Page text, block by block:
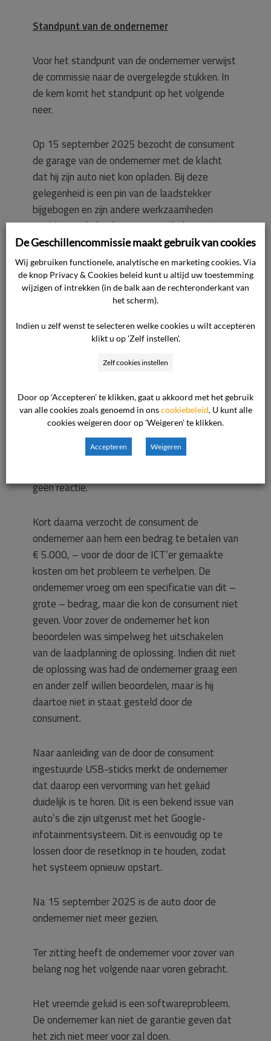
Standpunt van de ondernemer
Voor het standpunt van de ondernemer verwijst
de commissie naar de overgelegde stukken. In
de kern komt het standpunt op het volgende
neer.
Op 15 september 2025 bezocht de consument
de garage van de ondernemer met de klacht
dat hij zijn auto niet kon opladen. Bij deze
gelegenheid is een pin van de laadstekker
bijgebogen en zijn andere werkzaamheden
verricht om de laadstoring te verhelpen. Hierna
was het probleem verholpen. Na dit bezoek
bleek dat de auto na twee minuten stopte met
laden en het systeem de melding gaf: “we
konden het schema niet hervatten.” Dit heeft
ermee te maken dat er in de auto of in de Volvo
app een laadschema is ingesteld. Op de door de
consument ingestuurde screenprints is te zien
dat deze planning aan staat en tussen welke
genomen op een tijdstip buiten het ingestelde
tijdstip waarop kan worden geladen. Om die
reden geeft het systeem de betreffende
melding. Aan de consument is gevraagd de
geen reactie.
Kort daarna verzocht de consument de
ondernemer aan hem een bedrag te betalen van
€ 5.000, – voor de door de ICT’er gemaakte
kosten om het probleem te verhelpen. De
ondernemer vroeg om een specificatie van dit –
grote – bedrag, maar die kon de consument niet
geven. Voor zover de ondernemer het kon
beoordelen was simpelweg het uitschakelen
van de laadplanning de oplossing. Indien dit niet
de oplossing was had de ondernemer graag een
en ander zelf willen beoordelen, maar is hij
daartoe niet in staat gesteld door de
consument.
Naar aanleiding van de door de consument
ingestuurde USB-sticks merkt de ondernemer
dat daarop een vervorming van het geluid
duidelijk is te horen. Dit is een bekend issue van
auto’s die zijn uitgerust met het Google-
infotainmentsysteem. Dit is eenvoudig op te
lossen door de resetknop in te houden, zodat
het systeem opnieuw opstart.
Na 15 september 2025 is de auto door de
ondernemer niet meer gezien.
Ter zitting heeft de ondernemer voor zover van
belang nog het volgende naar voren gebracht.
Het vreemde geluid is een softwareprobleem.
De ondernemer kan niet de garantie geven dat
het zich niet meer voor zal doen.
De Geschillencommissie maakt gebruik van cookies
Wij gebruiken functionele, analytische en marketing cookies. Via
de knop Privacy & Cookies beleid kunt u altijd uw toestemming
wijzigen of intrekken (in de balk aan de rechteronderkant van
het scherm).
Indien u zelf wenst te selecteren welke cookies u wilt accepteren
klikt u op 'Zelf instellen'.
Zelf cookies instellen
Door op 'Accepteren' te klikken, gaat u akkoord met het gebruik
van alle cookies zoals genoemd in onscookiebeleid . U kunt alle
cookies weigeren door op 'Weigeren' te klikken.
Accepteren Weigeren